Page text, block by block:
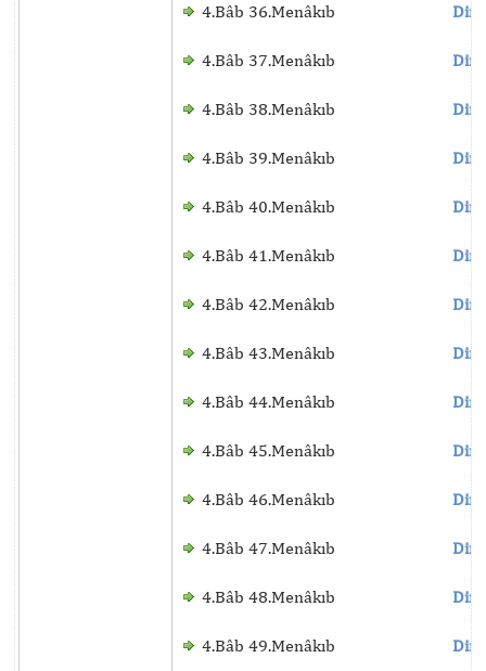
4.Bâb 36.Menâkıb
4.Bâb 37.Menâkıb
4.Bâb 38.Menâkıb
4.Bâb 39.Menâkıb
4.Bâb 40.Menâkıb
4.Bâb 41.Menâkıb
4.Bâb 42.Menâkıb
4.Bâb 43.Menâkıb
4.Bâb 44.Menâkıb
4.Bâb 45.Menâkıb
4.Bâb 46.Menâkıb
4.Bâb 47.Menâkıb
4.Bâb 48.Menâkıb
4.Bâb 49.Menâkıb